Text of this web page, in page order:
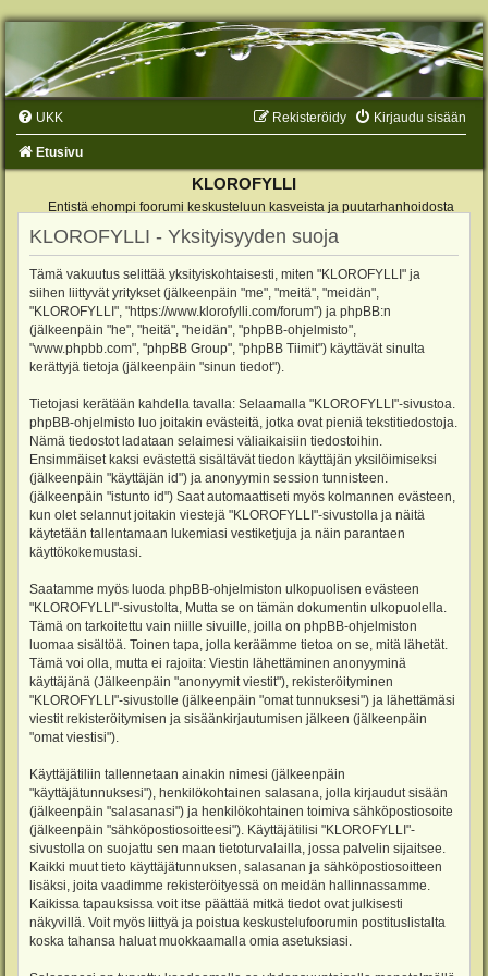
UKK Kirjaudu sisään
Rekisteröidy
Etusivu
KLOROFYLLI
Entistä ehompi foorumi keskusteluun kasveista ja puutarhanhoidosta
KLOROFYLLI - Yksityisyyden suoja
Tämä vakuutus selittää yksityiskohtaisesti, miten "KLOROFYLLI" ja
siihen liittyvät yritykset (jälkeenpäin "me", "meitä", "meidän",
"KLOROFYLLI", "https://www.klorofylli.com/forum") ja phpBB:n
(jälkeenpäin "he", "heitä", "heidän", "phpBB-ohjelmisto",
"www.phpbb.com", "phpBB Group", "phpBB Tiimit") käyttävät sinulta
kerättyjä tietoja (jälkeenpäin "sinun tiedot").
Tietojasi kerätään kahdella tavalla: Selaamalla "KLOROFYLLI"-sivustoa.
phpBB-ohjelmisto luo joitakin evästeitä, jotka ovat pieniä tekstitiedostoja.
Nämä tiedostot ladataan selaimesi väliaikaisiin tiedostoihin.
Ensimmäiset kaksi evästettä sisältävät tiedon käyttäjän yksilöimiseksi
(jälkeenpäin "käyttäjän id") ja anonyymin session tunnisteen.
(jälkeenpäin "istunto id") Saat automaattiseti myös kolmannen evästeen,
kun olet selannut joitakin viestejä "KLOROFYLLI"-sivustolla ja näitä
käytetään tallentamaan lukemiasi vestiketjuja ja näin parantaen
käyttökokemustasi.
Saatamme myös luoda phpBB-ohjelmiston ulkopuolisen evästeen
"KLOROFYLLI"-sivustolta, Mutta se on tämän dokumentin ulkopuolella.
Tämä on tarkoitettu vain niille sivuille, joilla on phpBB-ohjelmiston
luomaa sisältöä. Toinen tapa, jolla keräämme tietoa on se, mitä lähetät.
Tämä voi olla, mutta ei rajoita: Viestin lähettäminen anonyyminä
käyttäjänä (Jälkeenpäin "anonyymit viestit"), rekisteröityminen
"KLOROFYLLI"-sivustolle (jälkeenpäin "omat tunnuksesi") ja lähettämäsi
viestit rekisteröitymisen ja sisäänkirjautumisen jälkeen (jälkeenpäin
"omat viestisi").
Käyttäjätiliin tallennetaan ainakin nimesi (jälkeenpäin
"käyttäjätunnuksesi"), henkilökohtainen salasana, jolla kirjaudut sisään
(jälkeenpäin "salasanasi") ja henkilökohtainen toimiva sähköpostiosoite
(jälkeenpäin "sähköpostiosoitteesi"). Käyttäjätilisi "KLOROFYLLI"-
sivustolla on suojattu sen maan tietoturvalailla, jossa palvelin sijaitsee.
Kaikki muut tieto käyttäjätunnuksen, salasanan ja sähköpostiosoitteen
lisäksi, joita vaadimme rekisteröityessä on meidän hallinnassamme.
Kaikissa tapauksissa voit itse päättää mitkä tiedot ovat julkisesti
näkyvillä. Voit myös liittyä ja poistua keskustelufoorumin postituslistalta
koska tahansa haluat muokkaamalla omia asetuksiasi.